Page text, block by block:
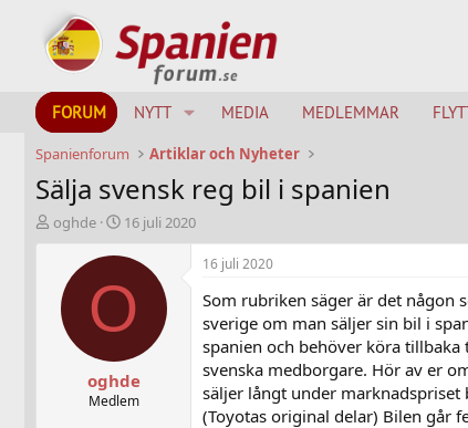
FORUM NYTT MEDIA MEDLEMMAR
Spanienforum Artiklar och Nyheter
Sälja svensk reg bil i spanien
T
h
oghde
S
t
a
t
d
t
u
m
16 juli 2020
O
oghde
Medlem
16 juli 2020
Som rubriken säger är det någon
sverige om man säljer sin bil i
spanien och behöver köra
svenska medborgare. Hör av er
säljer långt under
(Toyotas original delar) Bilen går